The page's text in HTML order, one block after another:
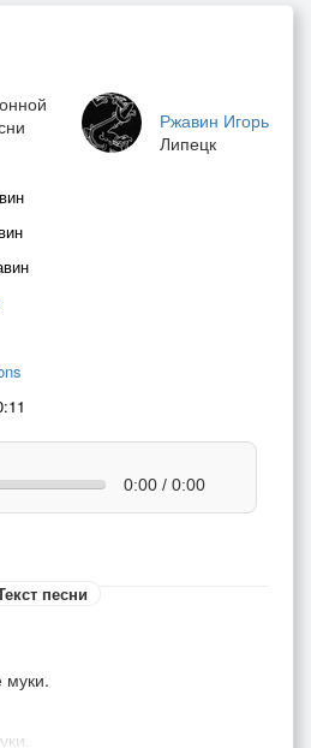
Ржавин Игорь
Липецк
0:00 / 0:00
песни